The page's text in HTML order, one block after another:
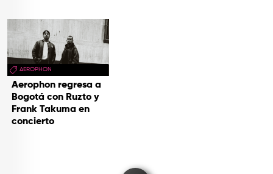
AEROPHON
Aerophon regresa a
Bogotá con Ruzto y
Frank Takuma en
concierto